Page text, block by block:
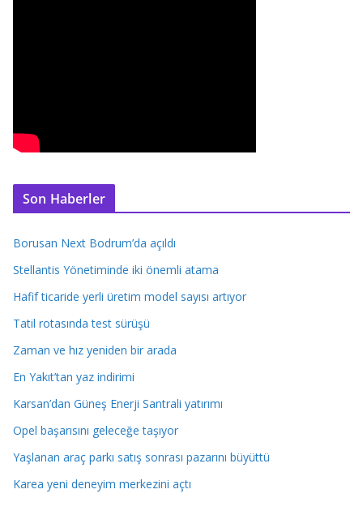
Son Haberler
Borusan Next Bodrum’da açıldı
Stellantis Yönetiminde iki önemli atama
Hafif ticaride yerli üretim model sayısı artıyor
Tatil rotasında test sürüşü
Zaman ve hız yeniden bir arada
En Yakıt’tan yaz indirimi
Karsan’dan Güneş Enerji Santrali yatırımı
Opel başarısını geleceğe taşıyor
Yaşlanan araç parkı satış sonrası pazarını büyüttü
Karea yeni deneyim merkezini açtı